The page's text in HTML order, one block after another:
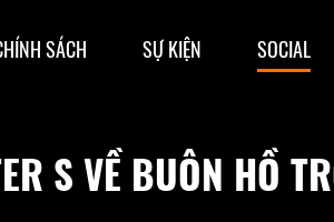
SÁCH SỰ KIỆN SOCIAL
S VỀ BUÔN HỒ